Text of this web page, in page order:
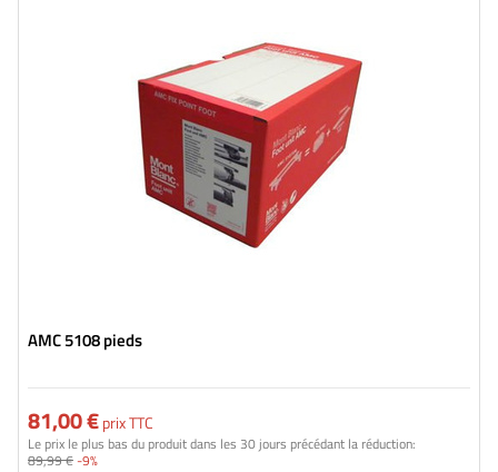
AMC 5108 pieds
81,00 €prix TTC
Le prix le plus bas du produit dans les 30 jours précédant la réduction:
89,99 €-9%